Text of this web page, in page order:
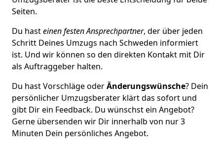
Seiten.
Du hasteinen festen Ansprechpartner, der über jeden
Schritt Deines Umzugs nach Schweden informiert
ist. Und wir können so den direkten Kontakt mit Dir
als Auftraggeber halten.
Du hast Vorschläge oderÄnderungswünsche? Dein
persönlicher Umzugsberater klärt das sofort und
gibt Dir ein Feedback. Du wünschst ein Angebot?
Gerne übersenden wir Dir innerhalb von nur3
Minuten Dein persönliches Angebot.